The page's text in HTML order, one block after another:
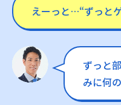
えーっと…“ずっとゲ
ずっと
みに何